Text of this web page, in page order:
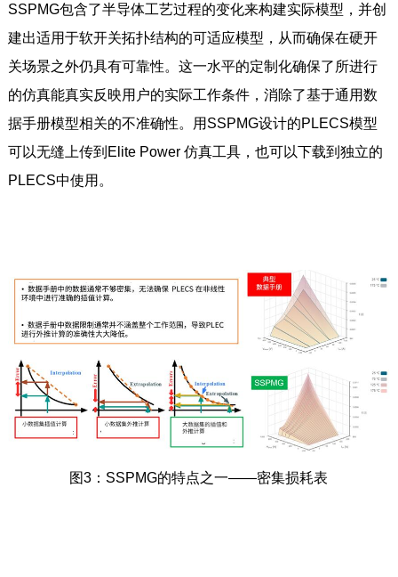
SSPMG包含了半导体工艺过程的变化来构建实际模型，并创
建出适用于软开关拓扑结构的可适应模型，从而确保在硬开
关场景之外仍具有可靠性。这一水平的定制化确保了所进行
的仿真能真实反映用户的实际工作条件，消除了基于通用数
据手册模型相关的不准确性。用SSPMG设计的PLECS模型
可以无缝上传到Elite Power 仿真工具，也可以下载到独立的
PLECS中使用。
图3：SSPMG的特点之一——密集损耗表